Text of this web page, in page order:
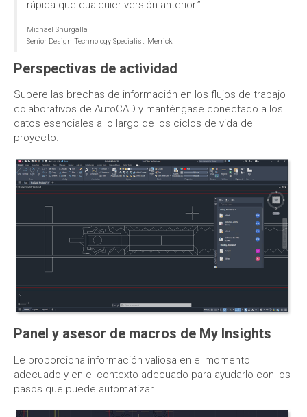
rápida que cualquier versión anterior.”
Michael Shurgalla
Senior Design Technology Specialist, Merrick
Perspectivas de actividad
Supere las brechas de información en los flujos de trabajo
colaborativos de AutoCAD y manténgase conectado a los
datos esenciales a lo largo de los ciclos de vida del
proyecto.
Panel y asesor de macros de My Insights
Le proporciona información valiosa en el momento
adecuado y en el contexto adecuado para ayudarlo con los
pasos que puede automatizar.